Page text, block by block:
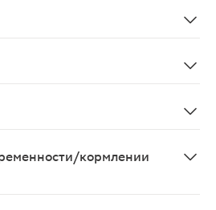
кормлении